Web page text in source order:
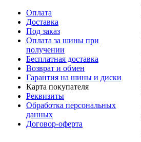
Оплата
Доставка
Под заказ
Оплата за шины при
получении
Бесплатная доставка
Возврат и обмен
Гарантия на шины и диски
Карта покупателя
Реквизиты
Обработка персональных
данных
Договор-оферта